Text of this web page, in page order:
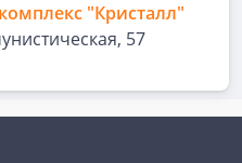
"Кристалл"
57